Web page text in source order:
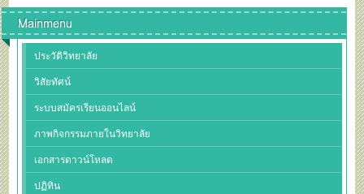
Mainmenu
ประวัติวิทยาลัย
วิสัยทัศน์
ระบบสมัครเรียนออนไลน์
ภาพกิจกรรมภายในวิทยาลัย
เอกสารดาวน์โหลด
ปฏิทิน